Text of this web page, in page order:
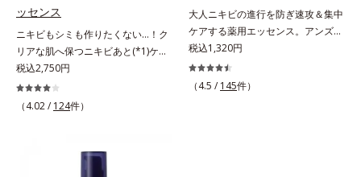
ッセンス
ニキビもシミも作りたくない…！ク
リアな肌へ保つニキビあと(*1)ケア
(*2)美容液。クリアな肌へ保つ、ニ
キビあと(*1)ケア(*2)美容液です。
ニキビあとをケアしてシミを予防す
(*3)でシミとソバカスを防ぎ、和漢
植物由来成分とコラーゲンでニキ
税込2,750円
（4.02 / 124件）
大人ニキビの進行を防ぎ速攻＆集中
ケアする薬用エッセンス。アンズ果
汁が角層をやわらかくほぐして、毛
穴づまりを防ぎ、薬用成分を素早く
浸透させます。さらにイオウ、グリ
税込1,320円
（4.5 / 145件）